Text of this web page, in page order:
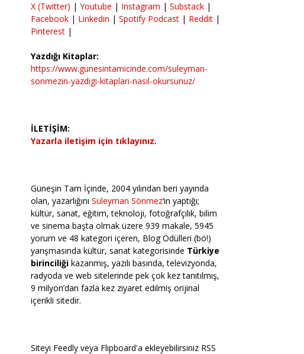
X (Twitter) | Youtube | Instagram | Substack |
Facebook | Linkedin | Spotify Podcast | Reddit |
Pinterest |
Yazdığı Kitaplar:
https://www.gunesintamicinde.com/suleyman-
sonmezin-yazdigi-kitaplari-nasil-okursunuz/
İLETİŞİM:
Yazarla iletişim için tıklayınız.
Güneşin Tam İçinde, 2004 yılından beri yayında
olan, yazarlığını Süleyman Sönmez‘in yaptığı;
kültür, sanat, eğitim, teknoloji, fotoğrafçılık, bilim
ve sinema başta olmak üzere 939 makale, 5945
yorum ve 48 kategori içeren, Blog Ödülleri (bö!)
yarışmasında kültür, sanat kategorisinde Türkiye
birinciliği kazanmış, yazılı basında, televizyonda,
radyoda ve web sitelerinde pek çok kez tanıtılmış,
9 milyon’dan fazla kez ziyaret edilmiş orijinal
içerikli sitedir.
Siteyi Feedly veya Flipboard'a ekleyebilirsiniz RSS